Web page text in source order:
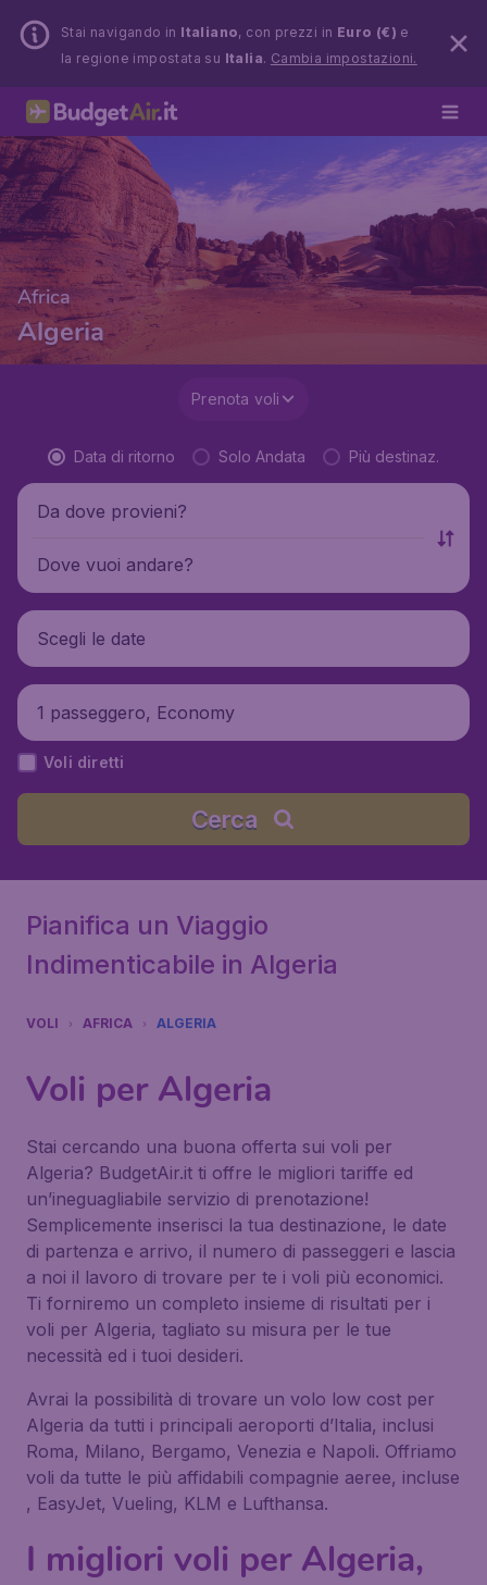
Stai navigando in Italiano, con prezzi in Euro (€) e
la regione impostata su Italia. Cambia impostazioni.
Africa
Algeria
Prenota voli
Data di ritorno Solo Andata Più destinaz.
Da dove provieni?
Dove vuoi andare?
Scegli le date
1 passeggero, Economy
Voli diretti
Cerca
Pianifica un Viaggio
Indimenticabile in Algeria
VOLI AFRICA ALGERIA
Voli per Algeria
Stai cercando una buona offerta sui voli per
Algeria? BudgetAir.it ti offre le migliori tariffe ed
un’ineguagliabile servizio di prenotazione!
Semplicemente inserisci la tua destinazione, le date
di partenza e arrivo, il numero di passeggeri e lascia
a noi il lavoro di trovare per te i voli più economici.
Ti forniremo un completo insieme di risultati per i
voli per Algeria, tagliato su misura per le tue
necessità ed i tuoi desideri.
Avrai la possibilità di trovare un volo low cost per
Algeria da tutti i principali aeroporti d’Italia, inclusi
Roma, Milano, Bergamo, Venezia e Napoli. Offriamo
voli da tutte le più affidabili compagnie aeree, incluse
, EasyJet, Vueling, KLM e Lufthansa.
I migliori voli per Algeria,